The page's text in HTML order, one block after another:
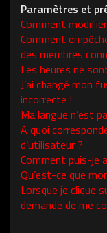
Paramètres et
Comment
Comment
des membres
Les heures ne
J’ai changé mon
incorrecte !
Ma langue n’est
A quoi
d’utilisateur ?
Comment puis-je
Qu’est-ce que
Lorsque je clique
demande de me